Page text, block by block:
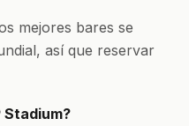
mejores bares se
así que reservar
Stadium?